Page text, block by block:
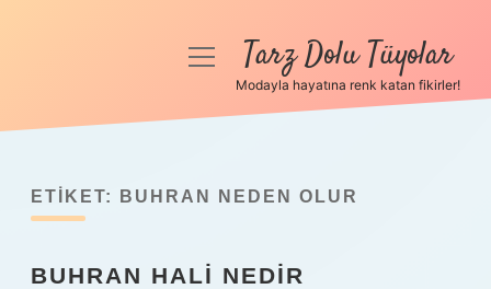
Anasayfa
Yasal Uyarı
Hakkımızda
menüyüTarz Dolu Tüyolar
Modayla hayatına renk katan fikirler!
ETIKET: BUHRAN NEDEN OLUR
BUHRAN HALI NEDIR